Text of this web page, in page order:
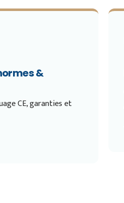
&
CE, garanties et